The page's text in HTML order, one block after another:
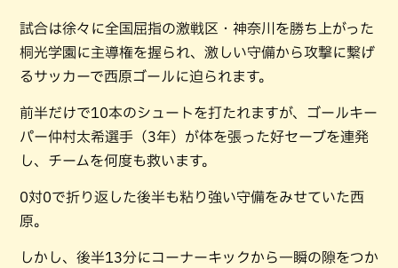
試合は徐々に全国屈指の激戦区・神奈川を勝ち上がった
桐光学園に主導権を握られ、激しい守備から攻撃に繋げ
るサッカーで西原ゴールに迫られます。
前半だけで10本のシュートを打たれますが、ゴールキー
パー仲村太希選手（3年）が体を張った好セーブを連発
し、チームを何度も救います。
0対0で折り返した後半も粘り強い守備をみせていた西
原。
しかし、後半13分にコーナーキックから一瞬の隙をつか